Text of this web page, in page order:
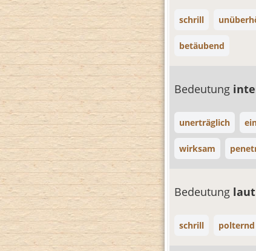
schrill
betäubend
Bedeutung
unerträglich
wirksam
Bedeutung laut
schrill polternd